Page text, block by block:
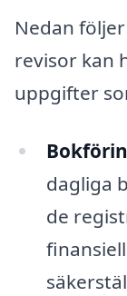
Nedan
revisor kan
uppgifter
dagliga
de